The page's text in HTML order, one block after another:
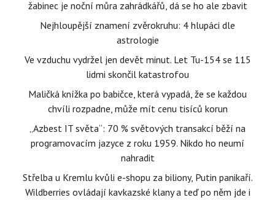
žabinec je noční můra zahrádkářů, dá se ho ale zbavit
Nejhloupější znamení zvěrokruhu: 4 hlupáci dle
astrologie
Ve vzduchu vydržel jen devět minut. Let Tu-154 se 115
lidmi skončil katastrofou
Maličká knížka po babičce, která vypadá, že se každou
chvíli rozpadne, může mít cenu tisíců korun
„Azbest IT světa“: 70 % světových transakcí běží na
programovacím jazyce z roku 1959. Nikdo ho neumí
nahradit
Střelba u Kremlu kvůli e-shopu za biliony, Putin panikaří.
Wildberries ovládají kavkazské klany a teď po něm jde i